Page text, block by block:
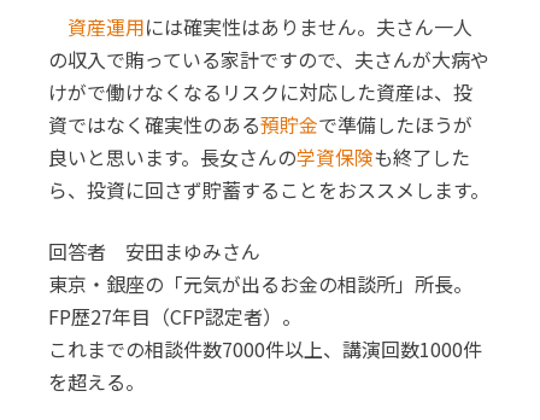
資産運用には確実性はありません。夫さん一人
の収入で賄っている家計ですので、夫さんが大病や
けがで働けなくなるリスクに対応した資産は、投
資ではなく確実性のある預貯金で準備したほうが
良いと思います。長女さんの学資保険も終了した
ら、投資に回さず貯蓄することをおススメします。
回答者 安田まゆみさん
東京・銀座の「元気が出るお金の相談所」所長。
FP歴27年目（CFP認定者）。
これまでの相談件数7000件以上、講演回数1000件
を超える。